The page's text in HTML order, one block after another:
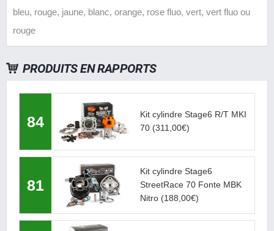
bleu, rouge, jaune, blanc, orange, rose fluo, vert, vert fluo ou
rouge
PRODUITS EN RAPPORTS
84
Kit cylindre Stage6 R/T MKI
70 (311,00€)
81
Kit cylindre Stage6
StreetRace 70 Fonte MBK
Nitro (188,00€)